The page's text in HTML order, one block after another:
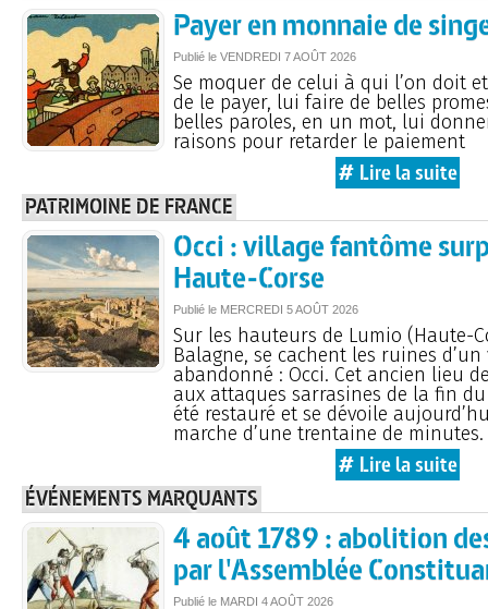
Payer en monnaie de
Publié le VENDREDI 7 AOÛT 2026
Se moquer de celui à qui l’on doit
de le payer, lui faire de belles
belles paroles, en un mot, lui
raisons pour retarder le paiement
# Lire la suite
PATRIMOINE DE FRANCE
Occi : village fantôme
Haute-Corse
Publié le MERCREDI 5 AOÛT 2026
Sur les hauteurs de Lumio (Haute-
Balagne, se cachent les ruines
abandonné : Occi. Cet ancien lieu
aux attaques sarrasines de la fin du
été restauré et se dévoile
marche d’une trentaine de minutes.
# Lire la suite
ÉVÉNEMENTS MARQUANTS
4 août 1789 : abolition
par l'Assemblée
Publié le MARDI 4 AOÛT 2026